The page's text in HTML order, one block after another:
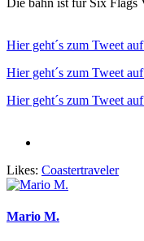
Die bahn ist für Six Flags
Hier geht´s zum Tweet
Hier geht´s zum Tweet
Hier geht´s zum Tweet
Likes: Coastertraveler
Mario M.